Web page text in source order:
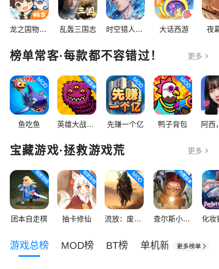
龙之国物语畅享版 乱轰三国志 时空猎人：觉醒 大话西游 夜
榜单常客·每款都不容错过！ 更多
鱼吃鱼 英雄大战疯狂虫虫 先赚一个亿 鸭子背包
宝藏游戏·拯救游戏荒 更多
团本自走棋 抽卡修仙 流放：废土生存 PRO 查尔斯小火车
游戏总榜 MOD榜 BT榜 单机新游榜